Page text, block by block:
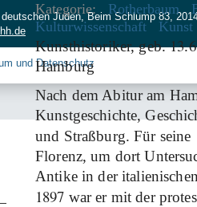
Kategorie: Rotherbaum
Kulturwissenschaft
Kunst
Kunsthistoriker, geb.13.6
Hamburg
Nach dem Abitur am
Kunstgeschichte,
und Straßburg. Für seine
Florenz, um dort
Antike in der
1897 war er mit der
Juden, Beim Schlump 83,
und Datenschutz